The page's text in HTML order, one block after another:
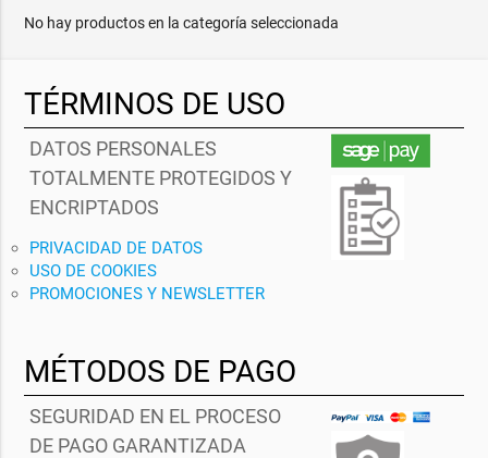
No hay productos en la categoría seleccionada
TÉRMINOS DE USO
DATOS PERSONALES
TOTALMENTE PROTEGIDOS Y
ENCRIPTADOS
PRIVACIDAD DE DATOS
USO DE COOKIES
PROMOCIONES Y NEWSLETTER
MÉTODOS DE PAGO
SEGURIDAD EN EL PROCESO
DE PAGO GARANTIZADA